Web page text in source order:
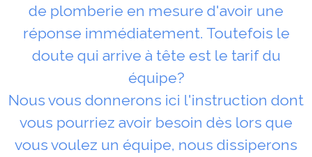
de plomberie en mesure d'avoir une
réponse immédiatement. Toutefois le
doute qui arrive à tête est le tarif du
équipe?
Nous vous donnerons ici l'instruction dont
vous pourriez avoir besoin dès lors que
vous voulez un équipe, nous dissiperons